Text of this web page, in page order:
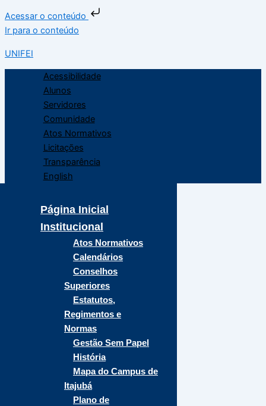
Acessar o conteúdo
Ir para o conteúdo
UNIFEI
Acessibilidade
Alunos
Servidores
Comunidade
Atos Normativos
Licitações
Transparência
English
Página Inicial
Institucional
Atos Normativos
Calendários
Conselhos
Superiores
Estatutos,
Regimentos e
Normas
Gestão Sem Papel
História
Mapa do Campus de
Itajubá
Plano de